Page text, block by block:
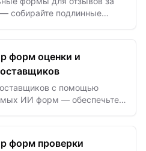
собирайте подлинные
форм оценки и
с помощью
ИИ форм — обеспечьте
форм проверки